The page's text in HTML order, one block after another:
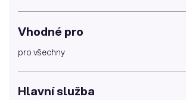
Vhodné pro
pro všechny
Hlavní služba